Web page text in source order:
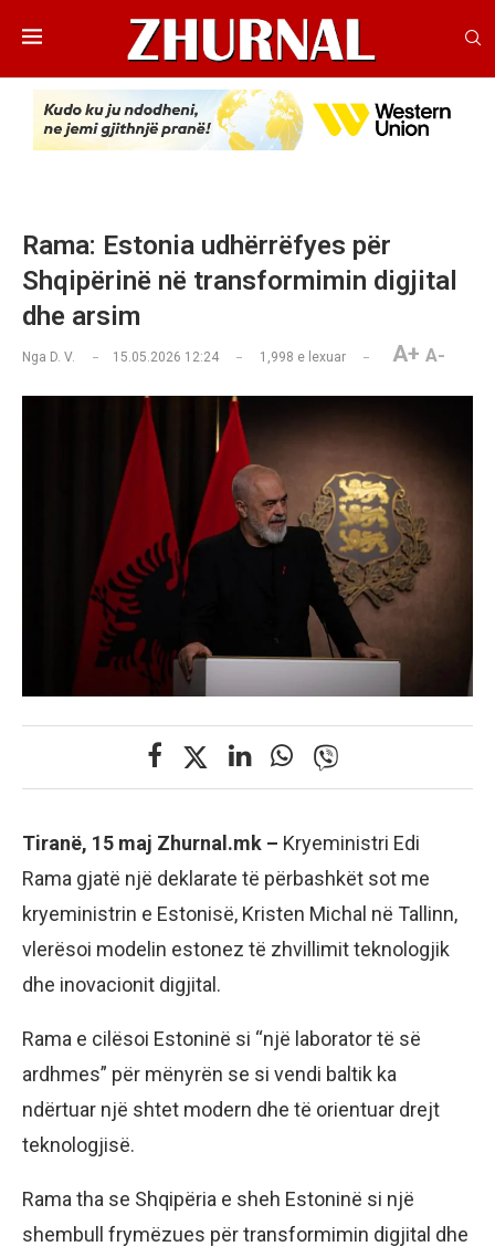
Rama: Estonia udhërrëfyes për
Shqipërinë në transformimin digjital
dhe arsim
Nga D. V. 15.05.2026 12:24 1,998 e lexuar A+ A-
Tiranë, 15 maj Zhurnal.mk – Kryeministri Edi
Rama gjatë një deklarate të përbashkët sot me
kryeministrin e Estonisë, Kristen Michal në Tallinn,
vlerësoi modelin estonez të zhvillimit teknologjik
dhe inovacionit digjital.
Rama e cilësoi Estoninë si “një laborator të së
ardhmes” për mënyrën se si vendi baltik ka
ndërtuar një shtet modern dhe të orientuar drejt
teknologjisë.
Rama tha se Shqipëria e sheh Estoninë si një
shembull frymëzues për transformimin digjital dhe